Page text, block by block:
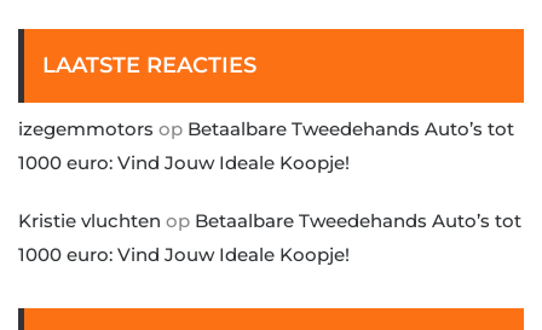
LAATSTE REACTIES
izegemmotors op Betaalbare Tweedehands Auto’s tot
1000 euro: Vind Jouw Ideale Koopje!
Kristie vluchten op Betaalbare Tweedehands Auto’s tot
1000 euro: Vind Jouw Ideale Koopje!